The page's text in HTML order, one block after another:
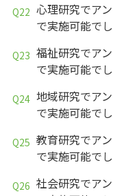
心理研究でア
で実施可能で
福祉研究でア
で実施可能で
地域研究でア
で実施可能で
教育研究でア
で実施可能で
社会研究でア